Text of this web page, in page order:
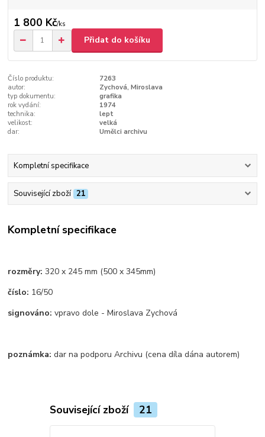
1 800 Kč/ks
Přidat do košíku
Číslo produktu:
7263
autor:
Zychová, Miroslava
typ dokumentu:
grafika
rok vydání:
1974
technika:
lept
velikost:
velká
dar:
Umělci archivu
Kompletní specifikace
Související zboží 21
Kompletní specifikace
rozměry:320 x 245 mm (500 x 345mm)
číslo: 16/50
signováno: vpravo dole - Miroslava Zychová
poznámka: dar na podporu Archivu (cena díla dána autorem)
Související zboží 21